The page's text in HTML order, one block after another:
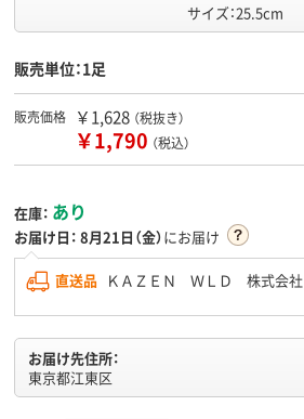
サイズ：25.5cm
販売単位：1足
販売価格 ￥1,628 （税抜き）
￥1,790 （税込）
在庫： あり
お届け日： 8月21日（金）にお届け
直送品 ＫＡＺＥＮ ＷＬＤ 株式会社
お届け先住所：
東京都江東区